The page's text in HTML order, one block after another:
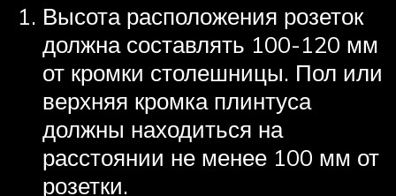
Высота расположения розеток
должна составлять 100-120 мм
от кромки столешницы. Пол или
верхняя кромка плинтуса
должны находиться на
расстоянии не менее 100 мм от
розетки.